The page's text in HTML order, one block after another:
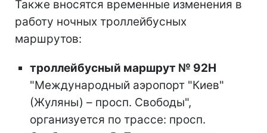
Также вносятся временные изменения в
работу ночных троллейбусных
маршрутов:
троллейбусный маршрут № 92Н
"Международный аэропорт "Киев"
(Жуляны) – просп. Свободы",
организуется по трассе: просп.